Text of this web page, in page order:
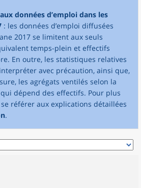
données d’emploi dans les
: les données d’emploi diffusées
2017 se limitent aux seuls
temps-plein et effectifs
En outre, les statistiques relatives
avec précaution, ainsi que,
les agrégats ventilés selon la
dépend des effectifs. Pour plus
référer aux explications détaillées
.